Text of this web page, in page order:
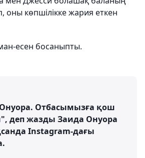
көпшілікке жария еткен
есен босаныпты.
Отбасымызға қош
деп жазды Заида Онуора
Instagram-дағы